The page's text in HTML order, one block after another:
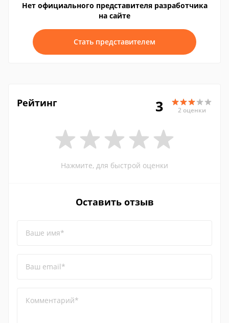
Нет официального представителя разработчика
на сайте
Стать представителем
Рейтинг 3 2 оценки
Нажмите, для быстрой оценки
Оставить отзыв
Ваше имя*
Ваш email*
Комментарий*